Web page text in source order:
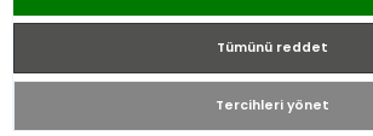
Tümünü reddet
Tercihleri yönet